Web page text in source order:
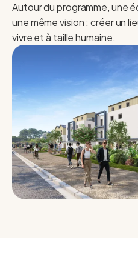
Autour du programme, une
une même vision : créer un
vivre et à taille humaine.